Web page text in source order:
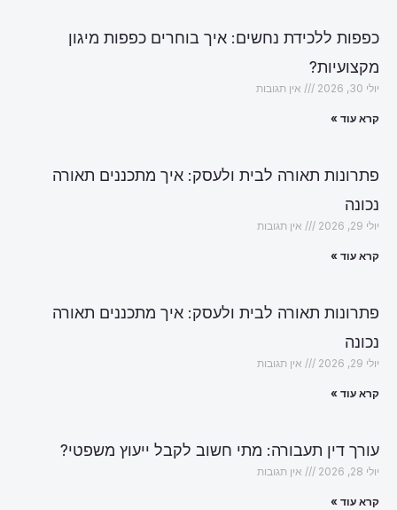
כפפות ללכידת נחשים: איך בוחרים כפפות מיגון
מקצועיות?
יולי 30, 2026 אין תגובות
קרא עוד »
פתרונות תאורה לבית ולעסק: איך מתכננים תאורה
נכונה
יולי 29, 2026 אין תגובות
קרא עוד »
פתרונות תאורה לבית ולעסק: איך מתכננים תאורה
נכונה
יולי 29, 2026 אין תגובות
קרא עוד »
עורך דין תעבורה: מתי חשוב לקבל ייעוץ משפטי?
יולי 28, 2026 אין תגובות
קרא עוד »